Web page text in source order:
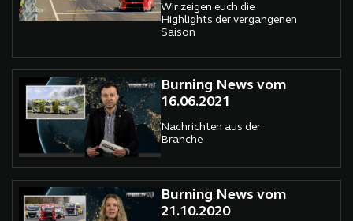
Wir zeigen euch die
Highlights der vergangenen
Saison
Burning News vom
16.06.2021
Nachrichten aus der
Branche
Burning News vom
21.10.2020